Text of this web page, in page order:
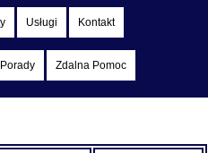
Usługi Kontakt
Porady Zdalna Pomoc